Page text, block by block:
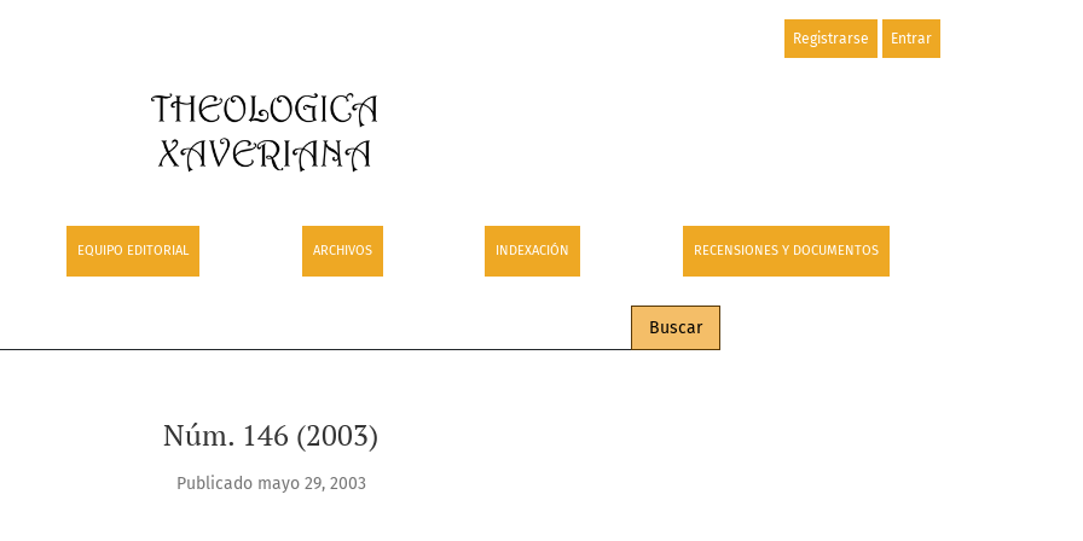
EQUIPO EDITORIAL ARCHIVOS INDEXACIÓN RECENSIONES Y DOCUMENTOS
Registrarse Entrar
Buscar
Núm. 146 (2003)
Publicado mayo 29, 2003